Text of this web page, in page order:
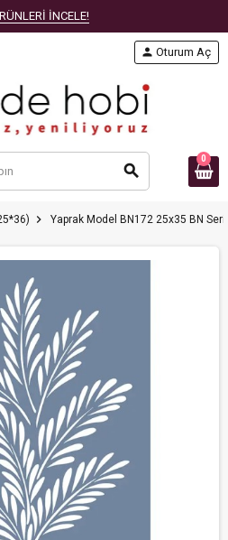
İNCELE!
search
person Oturum Aç
0
chevron_right Yaprak Model BN172 25x35 BN